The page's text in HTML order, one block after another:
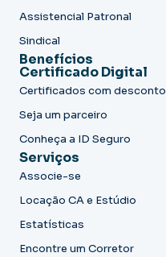
Assistencial Patronal
Sindical
Benefícios
Certificado Digital
Certificados com desconto
Seja um parceiro
Conheça a ID Seguro
Serviços
Associe-se
Locação CA e Estúdio
Estatísticas
Encontre um Corretor